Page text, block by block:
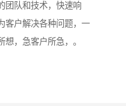
团队和技术，快速响
客户解决各种问题，一
，急客户所急，。